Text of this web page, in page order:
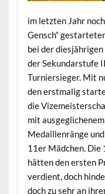
im letzten Jahr
Gensch“
bei der
der Sekundarstufe
Turniersieger. Mit
den erstmalig
die
mit
Medaillenränge
11er Mädchen. Die
hätten den ersten
verdient, doch
doch zu sehr an